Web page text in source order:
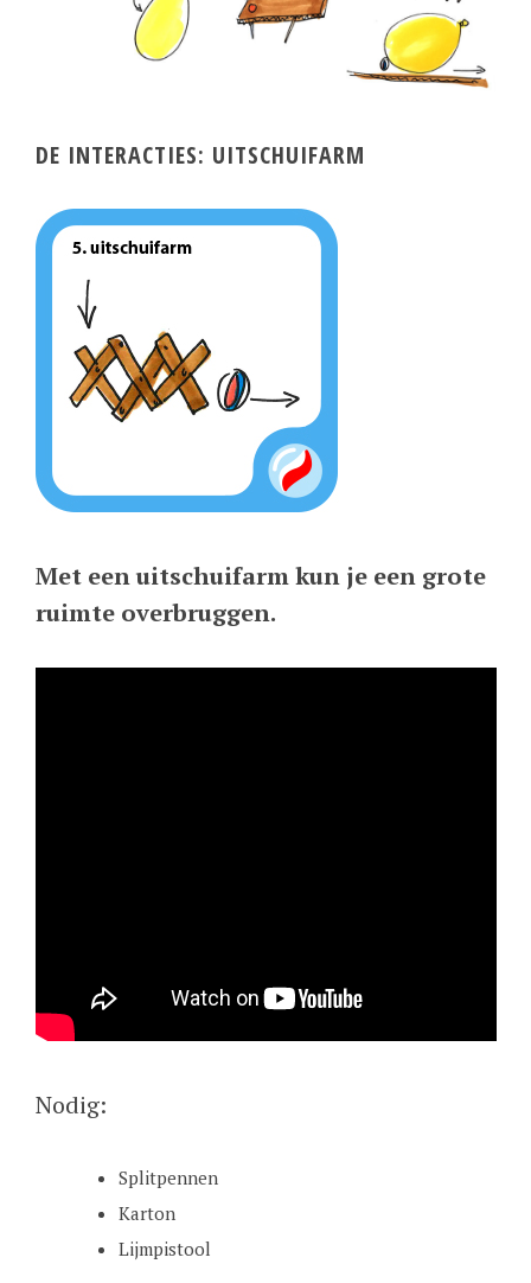
DE INTERACTIES: UITSCHUIFARM
Met een uitschuifarm kun je een grote
ruimte overbruggen.
Nodig:
Splitpennen
Karton
Lijmpistool